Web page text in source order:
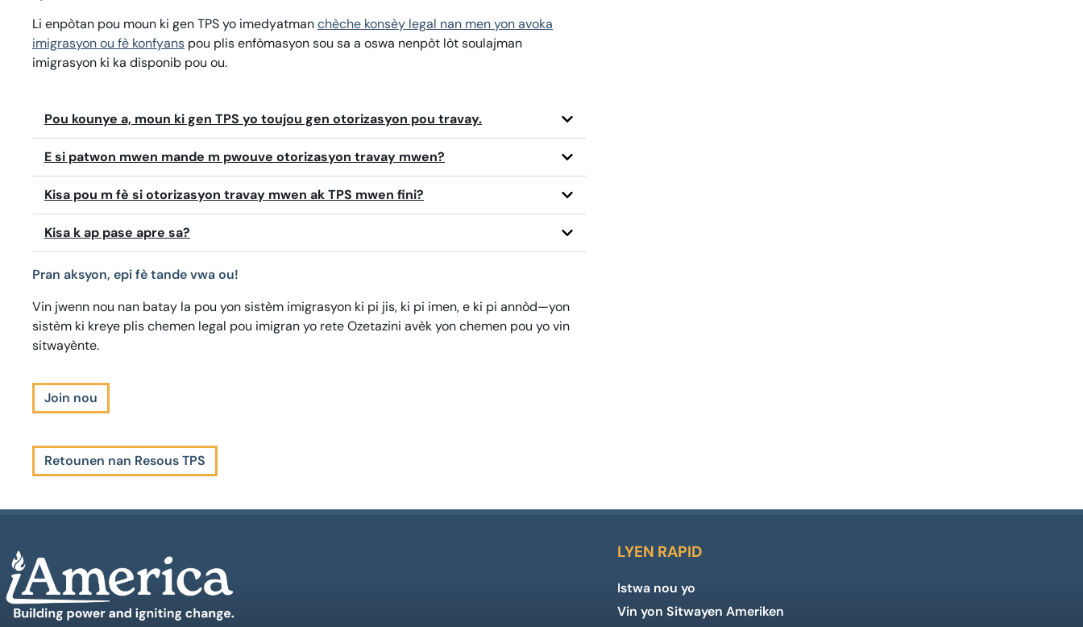
Li enpòtan pou moun ki gen TPS yo imedyatmanchèche konsèy legal nan men yon avoka
imigrasyon ou fè konfyans pou plis enfòmasyon sou sa a oswa nenpòt lòt soulajman
imigrasyon ki ka disponib pou ou.
Pou kounye a, moun ki gen TPS yo toujou gen otorizasyon pou travay.
E si patwon mwen mande m pwouve otorizasyon travay mwen?
Kisa pou m fè si otorizasyon travay mwen ak TPS mwen fini?
Kisa k ap pase apre sa?
Pran aksyon, epi fè tande vwa ou!
Vin jwenn nou nan batay la pou yon sistèm imigrasyon ki pi jis, ki pi imen, e ki pi annòd—yon
sistèm ki kreye plis chemen legal pou imigran yo rete Ozetazini avèk yon chemen pou yo vin
sitwayènte.
Join nou
Retounen nan Resous TPS
LYEN RAPID
Istwa nou yo
Vin yon Sitwayen Ameriken